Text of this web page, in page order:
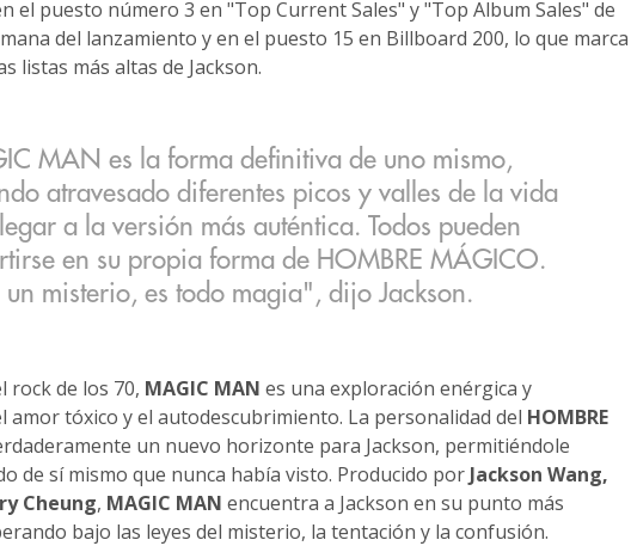
el puesto número 3 en "Top Current Sales" y "Top Album Sales" de
del lanzamiento y en el puesto 15 en Billboard 200, lo que marca
listas más altas de Jackson.
MAN es la forma definitiva de uno mismo,
atravesado diferentes picos y valles de la vida
a la versión más auténtica. Todos pueden
en su propia forma de HOMBRE MÁGICO.
un misterio, es todo magia", dijo Jackson.
rock de los 70, MAGIC MAN es una exploración enérgica y
amor tóxico y el autodescubrimiento. La personalidad del HOMBRE
un nuevo horizonte para Jackson, permitiéndole
de sí mismo que nunca había visto. Producido por Jackson Wang,
Cheung, MAGIC MAN encuentra a Jackson en su punto más
bajo las leyes del misterio, la tentación y la confusión.